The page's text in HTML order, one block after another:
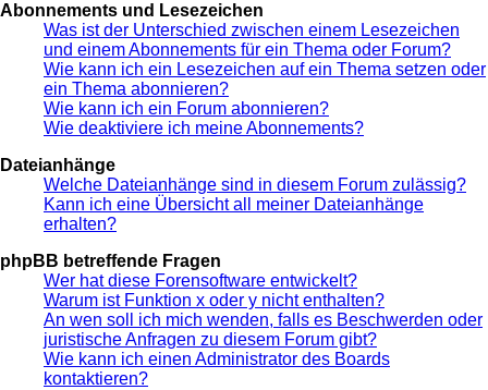
Abonnements und Lesezeichen
Was ist der Unterschied zwischen einem Lesezeichen
und einem Abonnements für ein Thema oder Forum?
Wie kann ich ein Lesezeichen auf ein Thema setzen oder
ein Thema abonnieren?
Wie kann ich ein Forum abonnieren?
Wie deaktiviere ich meine Abonnements?
Dateianhänge
Welche Dateianhänge sind in diesem Forum zulässig?
Kann ich eine Übersicht all meiner Dateianhänge
erhalten?
phpBB betreffende Fragen
Wer hat diese Forensoftware entwickelt?
Warum ist Funktion x oder y nicht enthalten?
An wen soll ich mich wenden, falls es Beschwerden oder
juristische Anfragen zu diesem Forum gibt?
Wie kann ich einen Administrator des Boards
kontaktieren?